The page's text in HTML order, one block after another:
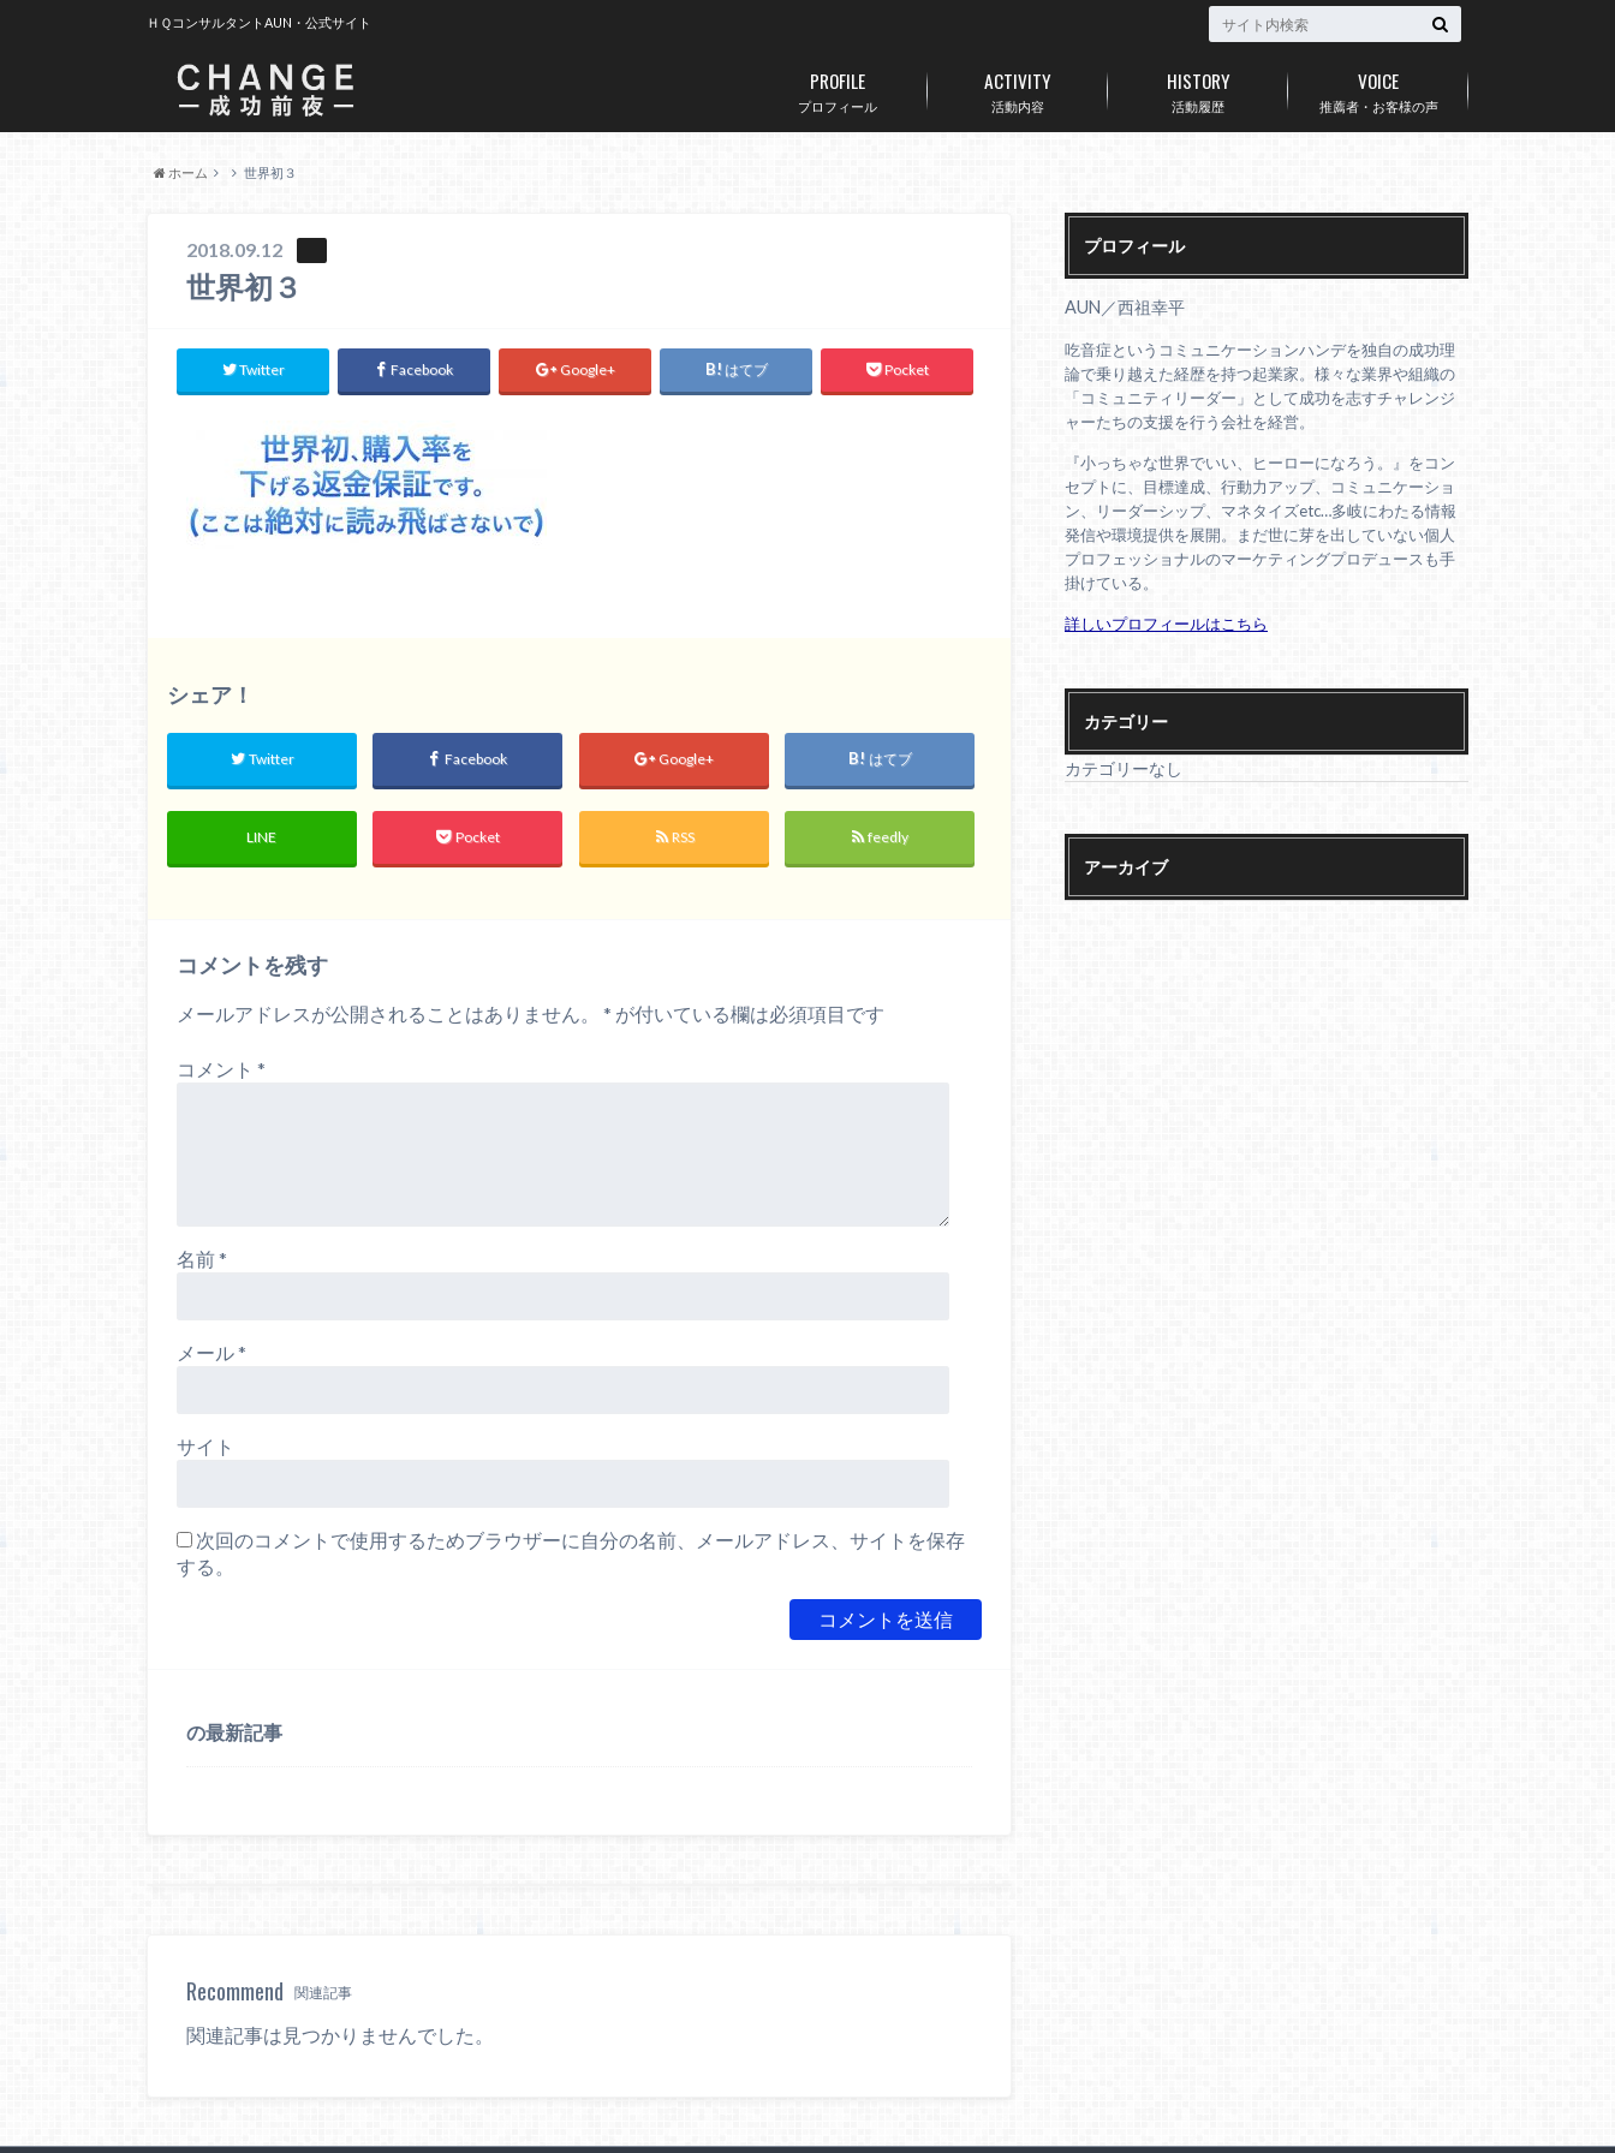
ＨＱコンサルタントAUN・公式サイト
プロフィール
PROFILE
活動内容
ACTIVITY
活動履歴
HISTORY
推薦者・お客様の声
VOICE
ホーム 世界初３
2018.09.12
世界初３
Twitter Facebook Google+ はてブ Pocket
シェア！
Twitter Facebook Google+ はてブ
LINE Pocket RSS feedly
コメントを残す
メールアドレスが公開されることはありません。 * が付いている欄は必須項目です
コメント *
名前*
メール*
サイト
次回のコメントで使用するためブラウザーに自分の名前、メールアドレス、サイトを保存
する。
の最新記事
Recommend 関連記事
関連記事は見つかりませんでした。
プロフィール
AUN／西祖幸平
吃音症というコミュニケーションハンデを独自の成功理
論で乗り越えた経歴を持つ起業家。様々な業界や組織の
「コミュニティリーダー」として成功を志すチャレンジ
ャーたちの支援を行う会社を経営。
『小っちゃな世界でいい、ヒーローになろう。』をコン
セプトに、目標達成、行動力アップ、コミュニケーショ
ン、リーダーシップ、マネタイズetc…多岐にわたる情報
発信や環境提供を展開。まだ世に芽を出していない個人
プロフェッショナルのマーケティングプロデュースも手
掛けている。
詳しいプロフィールはこちら
カテゴリー
カテゴリーなし
アーカイブ